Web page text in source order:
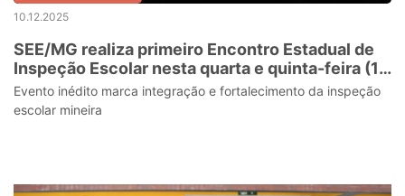
10.12.2025
SEE/MG realiza primeiro Encontro Estadual de
Inspeção Escolar nesta quarta e quinta-feira (10
e 11/12)
Evento inédito marca integração e fortalecimento da inspeção
escolar mineira